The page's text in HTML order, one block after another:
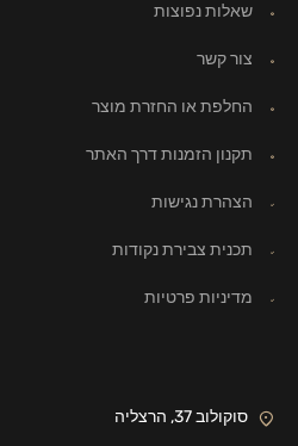
שאלות נפוצות
צור קשר
החלפת או החזרת מוצר
תקנון הזמנות דרך האתר
הצהרת נגישות
תכנית צבירת נקודות
מדיניות פרטיות
סוקולוב 37, הרצליה